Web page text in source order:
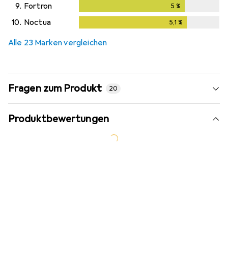
9. Fortron 5 %
10. Noctua 5,1 %
Alle 23 Marken vergleichen
Fragen zum Produkt 20
Produktbewertungen